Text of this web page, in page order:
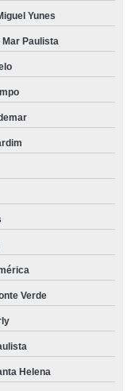
Yunes
Mar Paulista
Verde
Helena